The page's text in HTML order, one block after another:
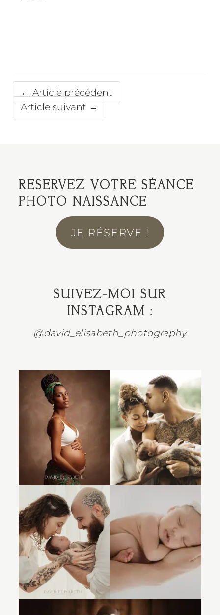
← Article précédent
Article suivant →
RESERVEZ VOTRE SÉANCE
PHOTO NAISSANCE
JE RÉSERVE !
SUIVEZ-MOI SUR
INSTAGRAM :
@david_elisabeth_photography